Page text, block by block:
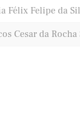
Félix Felipe da
Cesar da Rocha